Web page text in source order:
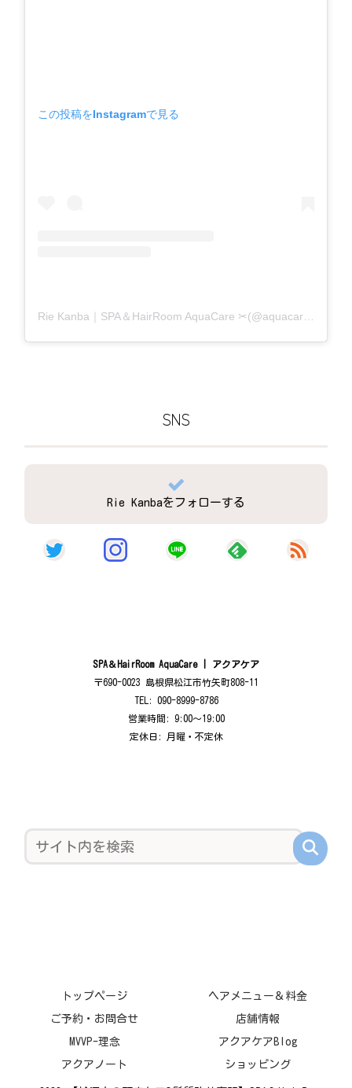
この投稿をInstagramで見る
SNS
Rie Kanbaをフォローする
SPA＆HairRoom AquaCare | アクアケア
〒690-0023 島根県松江市竹矢町808-11
TEL: 090-8999-8786
営業時間: 9:00〜19:00
定休日: 月曜・不定休
トップページ ヘアメニュー＆料金
ご予約・お問合せ 店舗情報
MVVP-理念 アクアケアBlog
アクアノート ショッピング